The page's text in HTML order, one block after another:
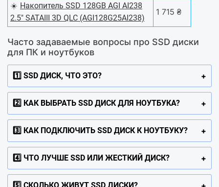
☀️ Накопитель SSD 128GB AGI AI238
2.5" SATAIII 3D QLC (AGI128G25AI238)
1 715 ₴
Чacтo зaдaвaeмыe вoпpocы пpo SSD диски
для ПК и ноутбуков
1️⃣ SSD ДИСК, ЧТО ЭТО?
2️⃣ КАК ВЫБРАТЬ SSD ДИСК ДЛЯ НОУТБУКА?
3️⃣ КАК ПОДКЛЮЧИТЬ SSD ДИСК К НОУТБУКУ?
4️⃣ ЧТО ЛУЧШЕ SSD ИЛИ ЖЕСТКИЙ ДИСК?